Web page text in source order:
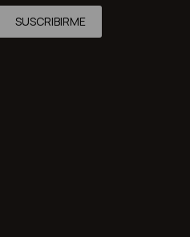
SUSCRIBIRME